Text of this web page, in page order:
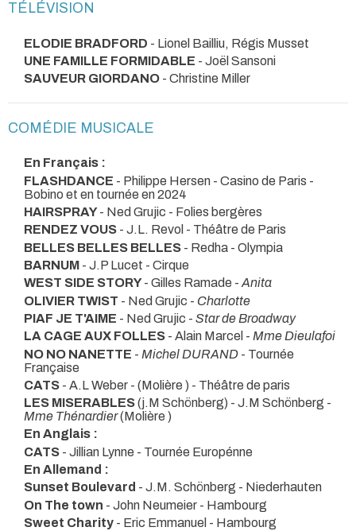
TÉLÉVISION
ELODIE BRADFORD - Lionel Bailliu, Régis Musset
UNE FAMILLE FORMIDABLE - Joël Sansoni
SAUVEUR GIORDANO - Christine Miller
COMÉDIE MUSICALE
En Français :
FLASHDANCE - Philippe Hersen - Casino de Paris -
Bobino et en tournée en 2024
HAIRSPRAY- Ned Grujic - Folies bergères
RENDEZ VOUS - J.L. Revol - Théâtre de Paris
BELLES BELLES BELLES - Redha - Olympia
BARNUM - J.P Lucet - Cirque
WEST SIDE STORY- Gilles Ramade - Anita
OLIVIER TWIST - Ned Grujic - Charlotte
PIAF JE T'AIME - Ned Grujic - Star de Broadway
LA CAGE AUX FOLLES - Alain Marcel - Mme Dieulafoi
NO NO NANETTE - Michel DURAND - Tournée
Française
CATS - A.L Weber - (Molière ) - Théâtre de paris
LES MISERABLES(j.M Schönberg) - J.M Schönberg -
Mme Thénardier(Molière )
En Anglais :
CATS - Jillian Lynne - Tournée Europénne
En Allemand :
Sunset Boulevard - J.M. Schönberg - Niederhauten
On The town - John Neumeier - Hambourg
Sweet Charity - Eric Emmanuel - Hambourg